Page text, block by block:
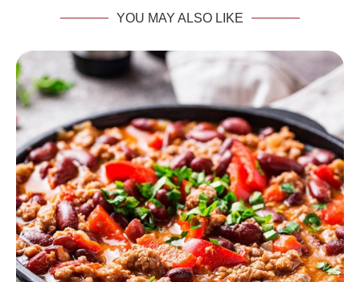
YOU MAY ALSO LIKE